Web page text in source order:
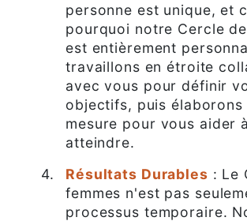
personne est unique, et
pourquoi notre Cercle
est entièrement
travaillons en étroite
avec vous pour définir
objectifs, puis élaborons
mesure pour vous aider
atteindre.
Résultats Durables : Le
femmes n'est pas
processus temporaire.